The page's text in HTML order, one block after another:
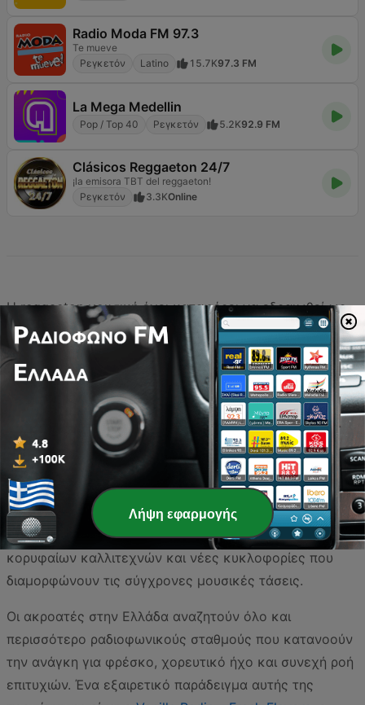
Radio Moda FM 97.3
Te mueve
Ρεγκετόν
Latino 15.7K97.3 FM
La Mega Medellin
Pop / Top 40 Ρεγκετόν 5.2K92.9 FM
Clásicos Reggaeton 24/7
¡la emisora TBT del reggaeton!
Ρεγκετόν
3.3KOnline
Η reggaeton μουσική έχει καταφέρει να εδραιωθεί ως
ένας από τους πιο δημοφιλείς ήχους στην Ελλάδα,
γεφυρώνοντας την απόσταση ανάμεσα στη Μεσόγειο
και την Καραϊβική. Ο έντονος ρυθμός της, το
χαρακτηριστικό dembow beat και η αστείρευτη
ενέργεια που εκπέμπει, την καθιστούν την ιδανική
επιλογή για κάθε ώρα της ημέρας, είτε βρίσκεστε στο
αυτοκίνητο, είτε προετοιμάζεστε για μια βραδινή έξοδο.
Στην ελληνική ραδιοφωνική σκηνή, οι σταθμοί που
εστιάζουν σε αυτό το είδος προσφέρουν μια μοναδική
μίξη από παγκόσμιες επιτυχίες, συνεργασίες
κορυφαίων καλλιτεχνών και νέες κυκλοφορίες που
διαμορφώνουν τις σύγχρονες μουσικές τάσεις.
Οι ακροατές στην Ελλάδα αναζητούν όλο και
περισσότερο ραδιοφωνικούς σταθμούς που κατανοούν
την ανάγκη για φρέσκο, χορευτικό ήχο και συνεχή ροή
επιτυχιών. Ένα εξαιρετικό παράδειγμα αυτής της
Λήψη εφαρμογής